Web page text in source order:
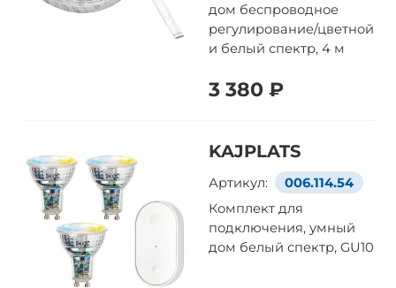
дом беспроводное
регулирование/цветной
и белый спектр, 4 м
3 380 ₽
KAJPLATS
Артикул:
006.114.54
Комплект для
подключения, умный
дом белый спектр, GU10